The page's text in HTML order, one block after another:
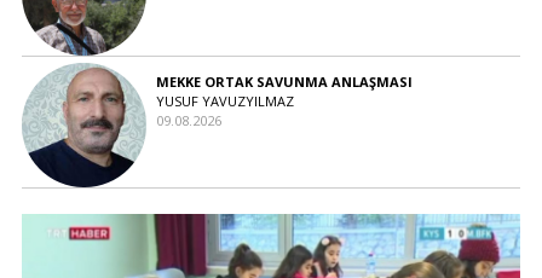
MEKKE ORTAK SAVUNMA ANLAŞMASI
YUSUF YAVUZYILMAZ
09.08.2026